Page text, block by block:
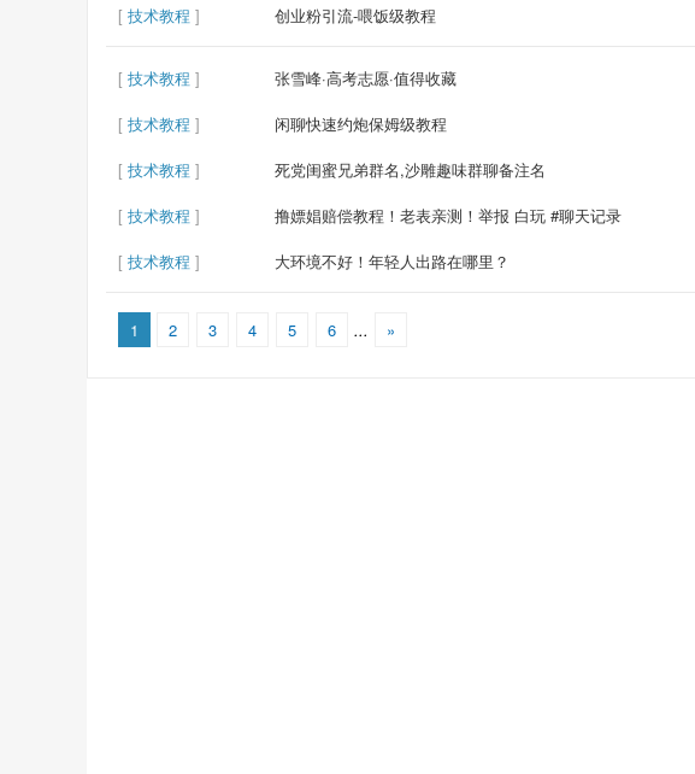
[ 技术教程 ] 创业粉引流-喂饭级教程
[ 技术教程 ] 张雪峰·高考志愿·值得收藏
[ 技术教程 ] 闲聊快速约炮保姆级教程
[ 技术教程 ] 死党闺蜜兄弟群名,沙雕趣味群聊备注名
[ 技术教程 ] 撸嫖娼赔偿教程！老表亲测！举报 白玩 #聊天记录
[ 技术教程 ] 大环境不好！年轻人出路在哪里？
1 2 3 4 5 6 ... »